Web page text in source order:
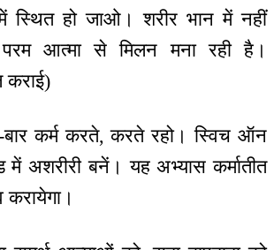
स्थित हो जाओ। शरीर भान में नहीं
आत्मा से मिलन मना रही है।
कराई)
बार कर्म करते, करते रहो। स्विच ऑन
अशरीरी बनें। यह अभ्यास कर्मातीत